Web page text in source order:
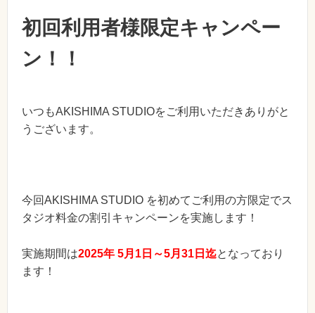
初回利用者様限定キャンペー
ン！！
いつもAKISHIMA STUDIOをご利用いただきありがと
うございます。
今回AKISHIMA STUDIO を初めてご利用の方限定でス
タジオ料金の割引キャンペーンを実施します！
実施期間は2025年 5月1日～5月31日迄となっており
ます！